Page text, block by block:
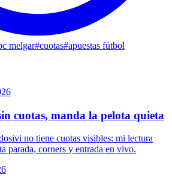
melgar#cuotas#apuestas fútbol
cuotas, manda la pelota quieta
no tiene cuotas visibles: mi lectura
parada, corners y entrada en vivo.